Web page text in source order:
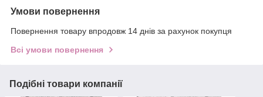
Умови повернення
Повернення товару впродовж 14 днів за рахунок покупця
Всі умови повернення
Подібні товари компанії